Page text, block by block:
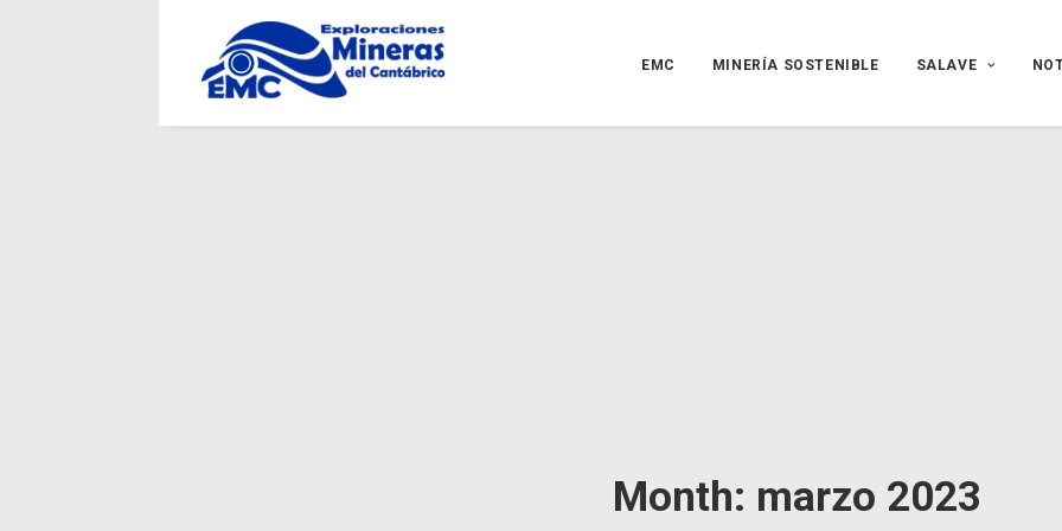
EMC MINERÍA SOSTENIBLE SALAVE
Month: marzo 2023